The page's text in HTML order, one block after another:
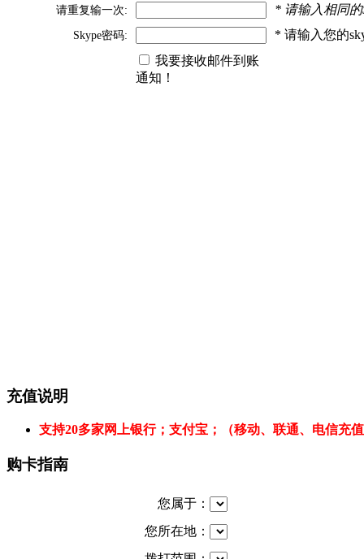
请重复输一次: * 请输入相同的
Skype密码:
* 请输入您的
我要接收邮件到账
通知！
充值说明
支持20多家网上银行；支付宝；（移动、联通、电信充
购卡指南
您属于：
您所在地：